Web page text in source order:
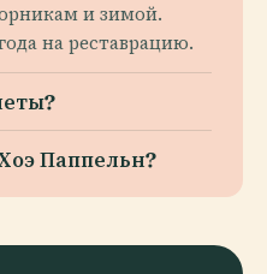
и зимой.
на реставрацию.
Паппельн?